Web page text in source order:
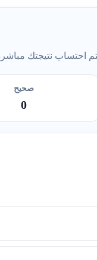
احتساب نتيجتك مباشرة.
صحيح
0